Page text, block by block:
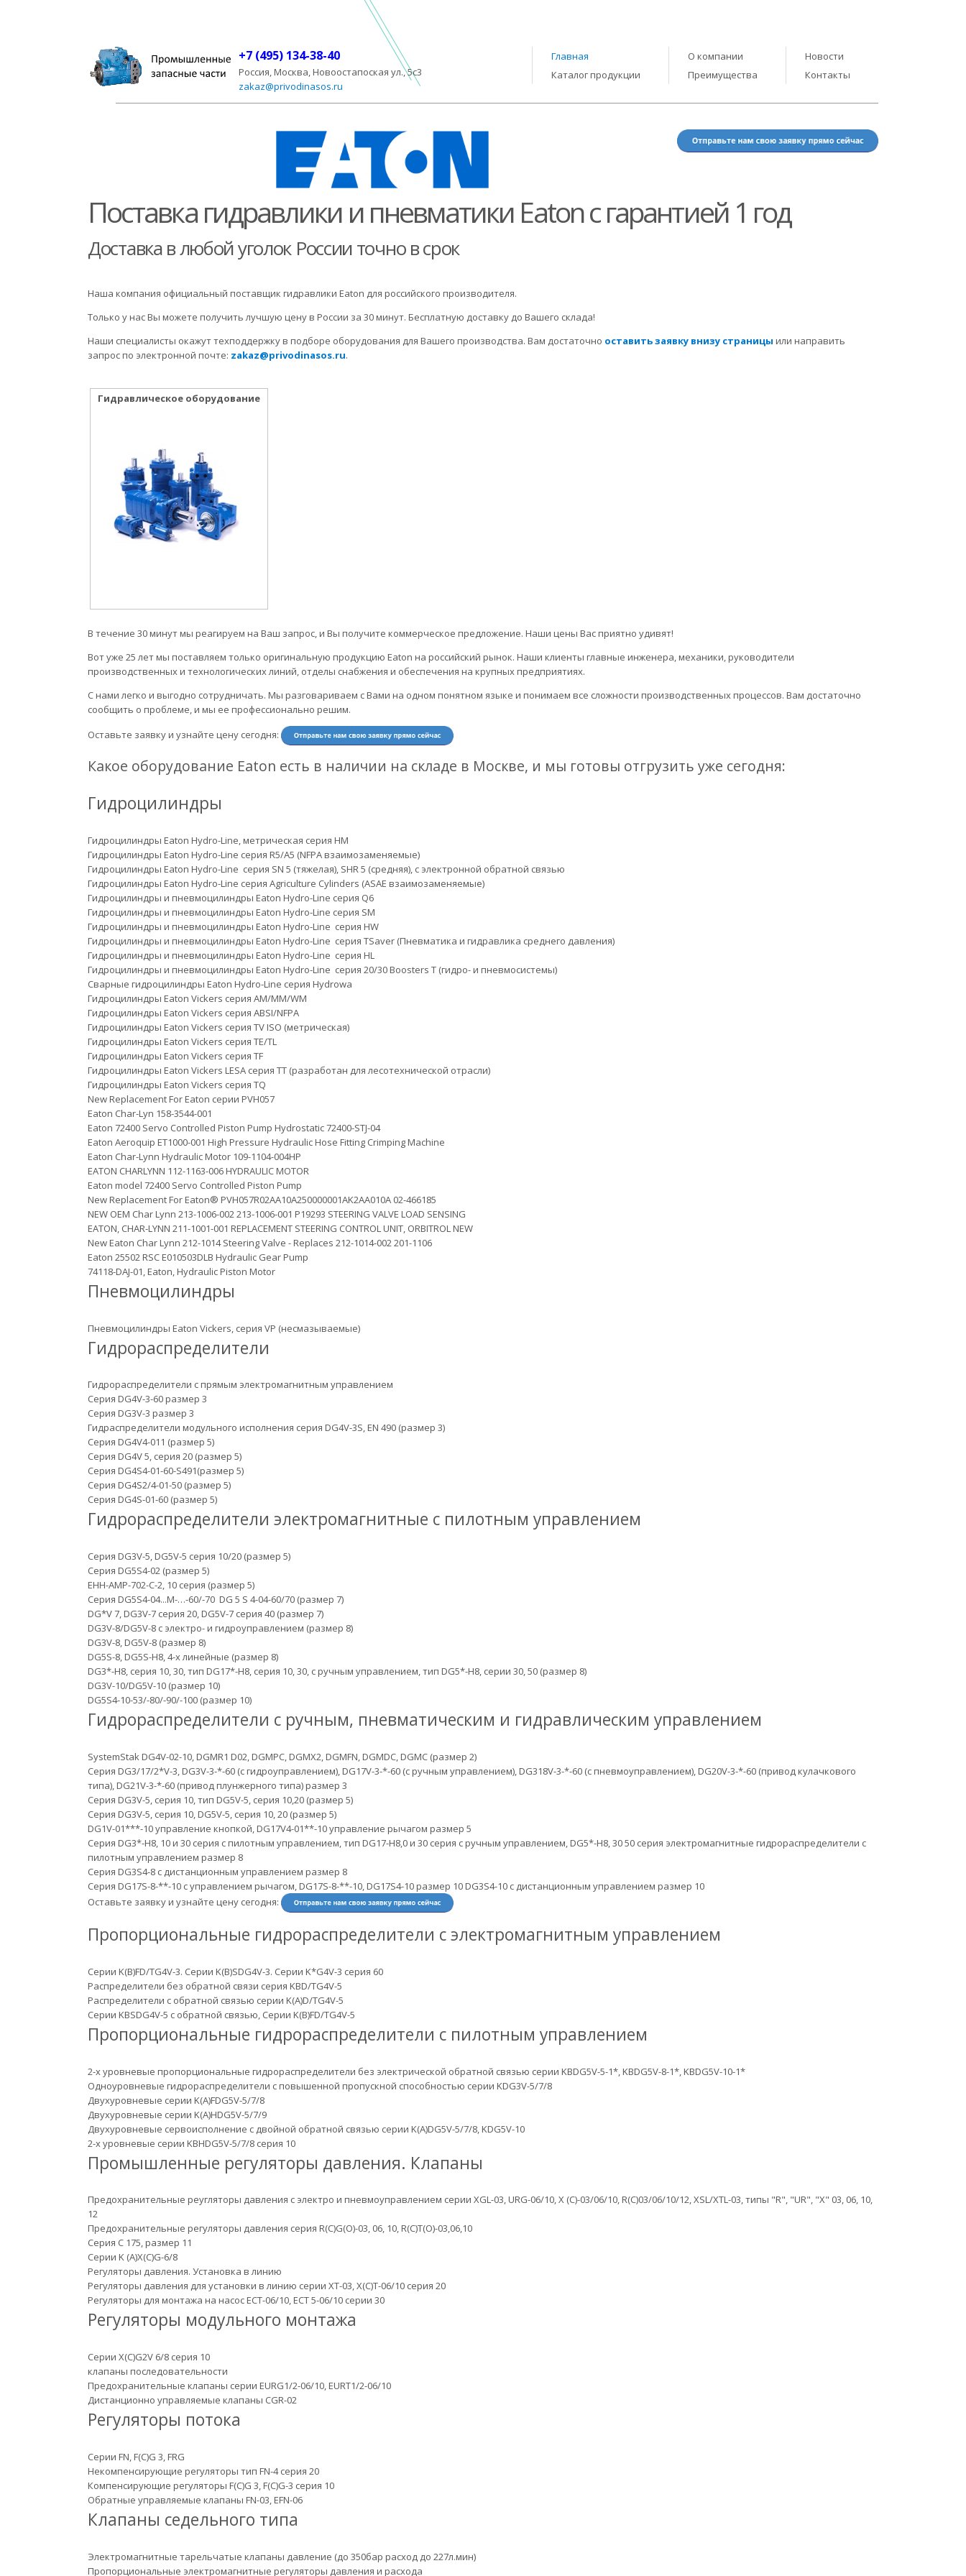
+7 (495) 134-38-40
Россия, Москва, Новоостапоская ул., 5с3
zakaz@privodinasos.ru
Главная
Каталог продукции
О компании
Преимущества
Новости
Контакты
Поставка гидравлики и пневматики Eaton с гарантией 1 год
Доставка в любой уголок России точно в срок
Наша компания официальный поставщик гидравлики Eaton для российского производителя.
Только у нас Вы можете получить лучшую цену в России за 30 минут. Бесплатную доставку до Вашего склада!
Наши специалисты окажут техподдержку в подборе оборудования для Вашего производства. Вам достаточно оставить заявку внизу страницы или направить
запрос по электронной почте: zakaz@privodinasos.ru.
Гидравлическое оборудование
В течение 30 минут мы реагируем на Ваш запрос, и Вы получите коммерческое предложение. Наши цены Вас приятно удивят!
Вот уже 25 лет мы поставляем только оригинальную продукцию Eaton на российский рынок. Наши клиенты главные инженера, механики, руководители
производственных и технологических линий, отделы снабжения и обеспечения на крупных предприятиях.
С нами легко и выгодно сотрудничать. Мы разговариваем с Вами на одном понятном языке и понимаем все сложности производственных процессов. Вам достаточно
сообщить о проблеме, и мы ее профессионально решим.
Оставьте заявку и узнайте цену сегодня:
Какое оборудование Eaton есть в наличии на складе в Москве, и мы готовы отгрузить уже сегодня:
Гидроцилиндры
Гидроцилиндры Eaton Hydro-Line, метрическая серия HM
Гидроцилиндры Eaton Hydro-Line серия R5/A5 (NFPA взаимозаменяемые)
Гидроцилиндры Eaton Hydro-Line серия SN 5 (тяжелая), SHR 5 (средняя), с электронной обратной связью
Гидроцилиндры Eaton Hydro-Line серия Agriculture Cylinders (ASAE взаимозаменяемые)
Гидроцилиндры и пневмоцилиндры Eaton Hydro-Line серия Q6
Гидроцилиндры и пневмоцилиндры Eaton Hydro-Line серия SM
Гидроцилиндры и пневмоцилиндры Eaton Hydro-Line серия HW
Гидроцилиндры и пневмоцилиндры Eaton Hydro-Line серия TSaver (Пневматика и гидравлика среднего давления)
Гидроцилиндры и пневмоцилиндры Eaton Hydro-Line серия HL
Гидроцилиндры и пневмоцилиндры Eaton Hydro-Line серия 20/30 Boosters T (гидро- и пневмосистемы)
Сварные гидроцилиндры Eaton Hydro-Line серия Hydrowa
Гидроцилиндры Eaton Vickers серия AM/MM/WM
Гидроцилиндры Eaton Vickers серия ABSI/NFPA
Гидроцилиндры Eaton Vickers серия TV ISO (метрическая)
Гидроцилиндры Eaton Vickers серия TE/TL
Гидроцилиндры Eaton Vickers серия TF
Гидроцилиндры Eaton Vickers LESA серия TT (разработан для лесотехнической отрасли)
Гидроцилиндры Eaton Vickers серия TQ
New Replacement For Eaton серии PVH057
Eaton Char-Lyn 158-3544-001
Eaton 72400 Servo Controlled Piston Pump Hydrostatic 72400-STJ-04
Eaton Aeroquip ET1000-001 High Pressure Hydraulic Hose Fitting Crimping Machine
Eaton Char-Lynn Hydraulic Motor 109-1104-004HP
EATON CHARLYNN 112-1163-006 HYDRAULIC MOTOR
Eaton model 72400 Servo Controlled Piston Pump
New Replacement For Eaton® PVH057R02AA10A250000001AK2AA010A 02-466185
NEW OEM Char Lynn 213-1006-002 213-1006-001 P19293 STEERING VALVE LOAD SENSING
EATON, CHAR-LYNN 211-1001-001 REPLACEMENT STEERING CONTROL UNIT, ORBITROL NEW
New Eaton Char Lynn 212-1014 Steering Valve - Replaces 212-1014-002 201-1106
Eaton 25502 RSC E010503DLB Hydraulic Gear Pump
74118-DAJ-01, Eaton, Hydraulic Piston Motor
Пневмоцилиндры
Пневмоцилиндры Eaton Vickers, серия VP (несмазываемые)
Гидрораспределители
Гидрораспределители с прямым электромагнитным управлением
Серия DG4V-3-60 размер 3
Серия DG3V-3 размер 3
Гидраспределители модульного исполнения серия DG4V-3S, EN 490 (размер 3)
Серия DG4V4-011 (размер 5)
Серия DG4V 5, серия 20 (размер 5)
Серия DG4S4-01-60-S491(размер 5)
Серия DG4S2/4-01-50 (размер 5)
Серия DG4S-01-60 (размер 5)
Гидрораспределители электромагнитные с пилотным управлением
Серия DG3V-5, DG5V-5 серия 10/20 (размер 5)
Серия DG5S4-02 (размер 5)
EHH-AMP-702-C-2, 10 серия (размер 5)
Серия DG5S4-04...M-…-60/-70 DG 5 S 4-04-60/70 (размер 7)
DG*V 7, DG3V-7 серия 20, DG5V-7 серия 40 (размер 7)
DG3V-8/DG5V-8 с электро- и гидроуправлением (размер 8)
DG3V-8, DG5V-8 (размер 8)
DG5S-8, DG5S-H8, 4-х линейные (размер 8)
DG3*-H8, серия 10, 30, тип DG17*-H8, серия 10, 30, с ручным управлением, тип DG5*-H8, серии 30, 50 (размер 8)
DG3V-10/DG5V-10 (размер 10)
DG5S4-10-53/-80/-90/-100 (размер 10)
Гидрораспределители с ручным, пневматическим и гидравлическим управлением
SystemStak DG4V-02-10, DGMR1 D02, DGMPC, DGMX2, DGMFN, DGMDC, DGMC (размер 2)
Серия DG3/17/2*V-3, DG3V-3-*-60 (с гидроуправлением), DG17V-3-*-60 (с ручным управлением), DG318V-3-*-60 (с пневмоуправлением), DG20V-3-*-60 (привод кулачкового
типа), DG21V-3-*-60 (привод плунжерного типа) размер 3
Серия DG3V-5, серия 10, тип DG5V-5, серия 10,20 (размер 5)
Серия DG3V-5, серия 10, DG5V-5, серия 10, 20 (размер 5)
DG1V-01***-10 управление кнопкой, DG17V4-01**-10 управление рычагом размер 5
Серия DG3*-H8, 10 и 30 серия с пилотным управлением, тип DG17-H8,0 и 30 серия с ручным управлением, DG5*-H8, 30 50 серия электромагнитные гидрораспределители с
пилотным управлением размер 8
Серия DG3S4-8 с дистанционным управлением размер 8
Серия DG17S-8-**-10 с управлением рычагом, DG17S-8-**-10, DG17S4-10 размер 10 DG3S4-10 с дистанционным управлением размер 10
Оставьте заявку и узнайте цену сегодня:
Пропорциональные гидрораспределители с электромагнитным управлением
Серии K(B)FD/TG4V-3. Серии K(B)SDG4V-3. Серии K*G4V-3 серия 60
Распределители без обратной связи серия KBD/TG4V-5
Распределители с обратной связью серии K(A)D/TG4V-5
Серии KBSDG4V-5 с обратной связью, Серии K(B)FD/TG4V-5
Пропорциональные гидрораспределители с пилотным управлением
2-х уровневые пропорциональные гидрораспределители без электрической обратной связью серии KBDG5V-5-1*, KBDG5V-8-1*, KBDG5V-10-1*
Одноуровневые гидрораспределители с повышенной пропускной способностью серии KDG3V-5/7/8
Двухуровневые серии K(A)FDG5V-5/7/8
Двухуровневые серии K(A)HDG5V-5/7/9
Двухуровневые сервоисполнение с двойной обратной связью серии K(A)DG5V-5/7/8, KDG5V-10
2-х уровневые серии KBHDG5V-5/7/8 серия 10
Промышленные регуляторы давления. Клапаны
Предохранительные реугляторы давления с электро и пневмоуправлением серии XGL-03, URG-06/10, X (C)-03/06/10, R(C)03/06/10/12, XSL/XTL-03, типы "R", "UR", "X" 03, 06, 10,
12
Предохранительные регуляторы давления серия R(C)G(O)-03, 06, 10, R(C)T(O)-03,06,10
Серия C 175, размер 11
Серии K (A)X(C)G-6/8
Регуляторы давления. Установка в линию
Регуляторы давления для установки в линию серии XT-03, X(C)T-06/10 серия 20
Регуляторы для монтажа на насос ECT-06/10, ECT 5-06/10 серии 30
Регуляторы модульного монтажа
Серии X(C)G2V 6/8 серия 10
клапаны последовательности
Предохранительные клапаны серии EURG1/2-06/10, EURT1/2-06/10
Дистанционно управляемые клапаны CGR-02
Регуляторы потока
Серии FN, F(C)G 3, FRG
Некомпенсирующие регуляторы тип FN-4 серия 20
Компенсирующие регуляторы F(C)G 3, F(C)G-3 серия 10
Обратные управляемые клапаны FN-03, EFN-06
Клапаны седельного типа
Электромагнитные тарельчатые клапаны давление (до 350бар расход до 227л.мин)
Пропорциональные электромагнитные регуляторы давления и расхода